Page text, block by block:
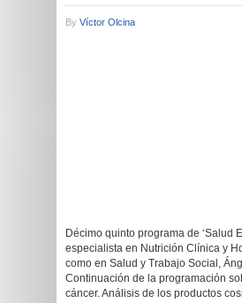
By Víctor Olcina
Décimo quinto programa de ‘Salud
especialista en Nutrición Clínica y
como en Salud y Trabajo Social,
Continuación de la programación
cáncer. Análisis de los productos